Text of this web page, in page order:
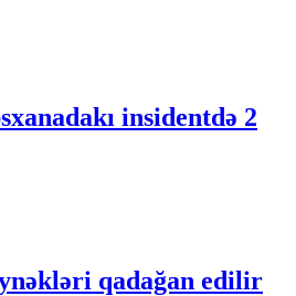
insidentdə 2
qadağan edilir